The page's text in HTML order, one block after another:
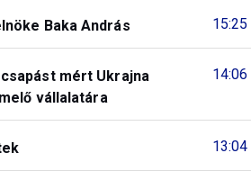
15:25
Baka András
14:06
mért Ukrajna
vállalatára
13:04